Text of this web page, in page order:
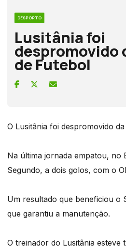
DESPORTO
Lusitânia foi
despromovido
de Futebol
O Lusitânia foi despromovido
Na última jornada empatou, no
Segundo, a dois golos, com o
Um resultado que beneficiou o
que garantiu a manutenção.
O treinador do Lusitânia esteve